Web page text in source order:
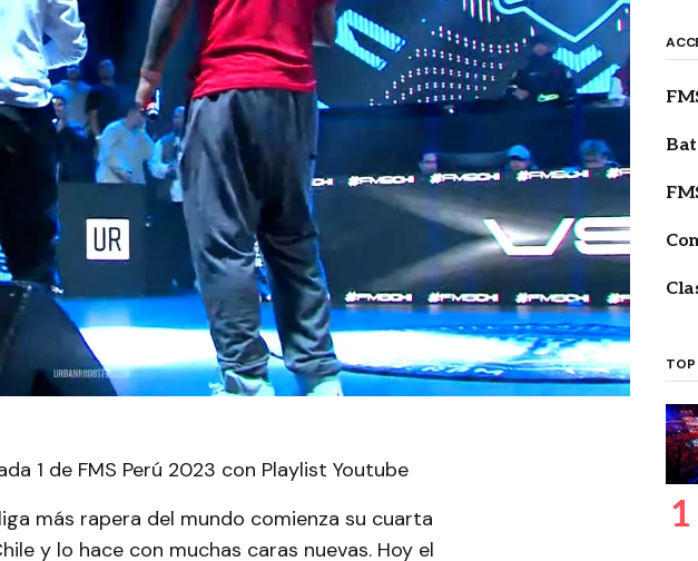
1 de FMS Perú 2023 con Playlist Youtube
más rapera del mundo comienza su cuarta
y lo hace con muchas caras nuevas. Hoy el
TOP